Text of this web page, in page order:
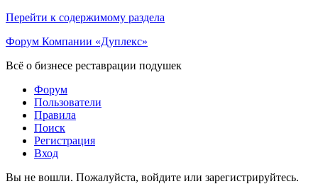
Перейти к содержимому раздела
Форум Компании «Дуплекс»
Всё о бизнесе реставрации подушек
Форум
Пользователи
Правила
Поиск
Регистрация
Вход
Вы не вошли. Пожалуйста, войдите или зарегистрируйтесь.